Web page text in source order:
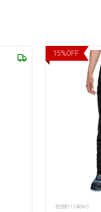
15%OFF
B2BB111409-C